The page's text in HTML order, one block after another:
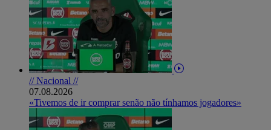
// Nacional //
07.08.2026
«Tivemos de ir comprar senão não tínhamos jogadores»